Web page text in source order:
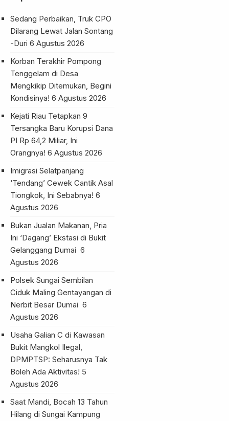
mantan Ketua KUD
Rahayu Makmur sejak
2005 […]
Sedang Perbaikan, Truk CPO
Dilarang Lewat Jalan Sontang
-Duri 6 Agustus 2026
Korban Terakhir Pompong
Tenggelam di Desa
Mengkikip Ditemukan, Begini
Kondisinya! 6 Agustus 2026
Kejati Riau Tetapkan 9
Tersangka Baru Korupsi Dana
PI Rp 64,2 Miliar, Ini
Orangnya! 6 Agustus 2026
Imigrasi Selatpanjang
‘Tendang’ Cewek Cantik Asal
Tiongkok, Ini Sebabnya! 6
Agustus 2026
Bukan Jualan Makanan, Pria
Ini ‘Dagang’ Ekstasi di Bukit
Gelanggang Dumai 6
Agustus 2026
Polsek Sungai Sembilan
Ciduk Maling Gentayangan di
Nerbit Besar Dumai 6
Agustus 2026
Usaha Galian C di Kawasan
Bukit Mangkol Ilegal,
DPMPTSP: Seharusnya Tak
Boleh Ada Aktivitas! 5
Agustus 2026
Saat Mandi, Bocah 13 Tahun
Hilang di Sungai Kampung